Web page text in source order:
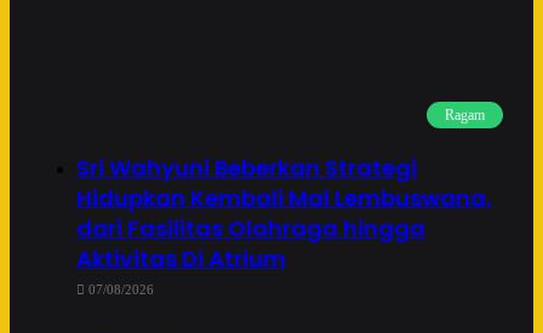
Ragam
Sri Wahyuni Beberkan Strategi
Hidupkan Kembali Mal Lembuswana,
dari Fasilitas Olahraga hingga
Aktivitas Di Atrium
07/08/2026